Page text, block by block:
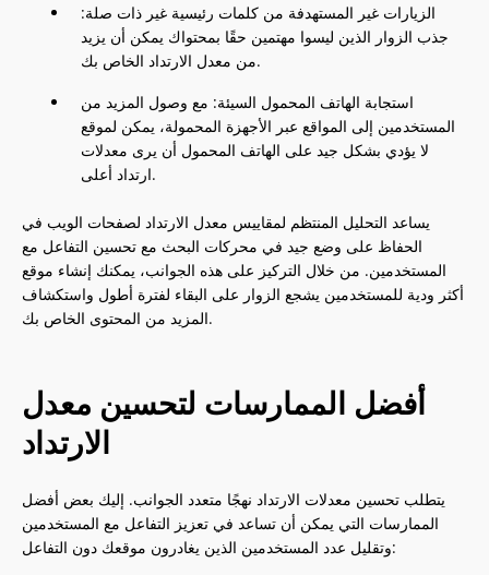
الزيارات غير المستهدفة من كلمات رئيسية غير ذات صلة:
جذب الزوار الذين ليسوا مهتمين حقًا بمحتواك يمكن أن يزيد
من معدل الارتداد الخاص بك.
استجابة الهاتف المحمول السيئة: مع وصول المزيد من
المستخدمين إلى المواقع عبر الأجهزة المحمولة، يمكن لموقع
لا يؤدي بشكل جيد على الهاتف المحمول أن يرى معدلات
ارتداد أعلى.
يساعد التحليل المنتظم لمقاييس معدل الارتداد لصفحات الويب في
الحفاظ على وضع جيد في محركات البحث مع تحسين التفاعل مع
المستخدمين. من خلال التركيز على هذه الجوانب، يمكنك إنشاء موقع
أكثر ودية للمستخدمين يشجع الزوار على البقاء لفترة أطول واستكشاف
المزيد من المحتوى الخاص بك.
أفضل الممارسات لتحسين معدل
الارتداد
يتطلب تحسين معدلات الارتداد نهجًا متعدد الجوانب. إليك بعض أفضل
الممارسات التي يمكن أن تساعد في تعزيز التفاعل مع المستخدمين
وتقليل عدد المستخدمين الذين يغادرون موقعك دون التفاعل: